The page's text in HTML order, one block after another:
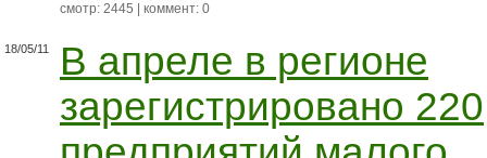
смотр: 2445 | коммент: 0
18/05/11
В апреле в регионе
зарегистрировано 220